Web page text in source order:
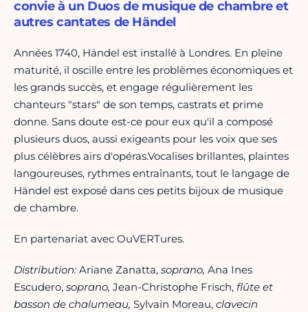
convie à un Duos de musique de chambre et
autres cantates de Händel
Années 1740, Händel est installé à Londres. En pleine
maturité, il oscille entre les problèmes économiques et
les grands succès, et engage régulièrement les
chanteurs "stars" de son temps, castrats et prime
donne. Sans doute est-ce pour eux qu'il a composé
plusieurs duos, aussi exigeants pour les voix que ses
plus célèbres airs d'opéras.Vocalises brillantes, plaintes
langoureuses, rythmes entraînants, tout le langage de
Händel est exposé dans ces petits bijoux de musique
de chambre.
En partenariat avec OuVERTures.
Distribution: Ariane Zanatta, soprano, Ana Ines
Escudero, soprano, Jean-Christophe Frisch, flûte et
basson de chalumeau, Sylvain Moreau, clavecin